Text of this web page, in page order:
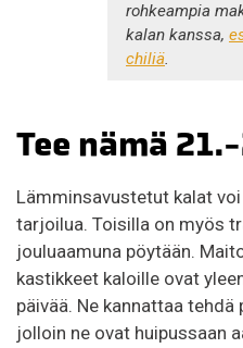
rohkeampia
kalan kanssa,
chiliä.
Tee nämä
Lämminsavustetut kalat
tarjoilua. Toisilla on myös
jouluaamuna pöytään.
kastikkeet kaloille ovat
päivää. Ne kannattaa tehdä
jolloin ne ovat huipussaan